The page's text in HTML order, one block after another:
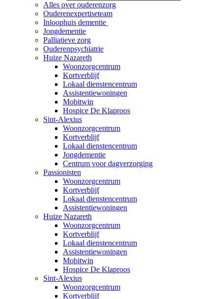
Alles over ouderenzorg
Ouderenexpertiseteam
Inloophuis dementie
Jongdementie
Palliatieve zorg
Ouderenpsychiatrie
Huize Nazareth
Woonzorgcentrum
Kortverblijf
Lokaal dienstencentrum
Assistentiewoningen
Mobitwin
Hospice De Klaproos
Sint-Alexius
Woonzorgcentrum
Kortverblijf
Lokaal dienstencentrum
Jongdementie
Centrum voor dagverzorging
Passionisten
Woonzorgcentrum
Kortverblijf
Lokaal dienstencentrum
Assistentiewoningen
Huize Nazareth
Woonzorgcentrum
Kortverblijf
Lokaal dienstencentrum
Assistentiewoningen
Mobitwin
Hospice De Klaproos
Sint-Alexius
Woonzorgcentrum
Kortverblijf